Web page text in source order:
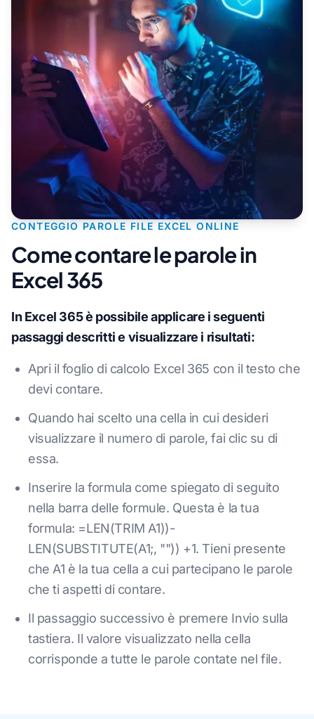
CONTEGGIO PAROLE FILE EXCEL ONLINE
Come contare le parole in
Excel 365
In Excel 365 è possibile applicare i seguenti
passaggi descritti e visualizzare i risultati:
Apri il foglio di calcolo Excel 365 con il testo che
devi contare.
Quando hai scelto una cella in cui desideri
visualizzare il numero di parole, fai clic su di
essa.
Inserire la formula come spiegato di seguito
nella barra delle formule. Questa è la tua
formula: =LEN(TRIM A1))-
LEN(SUBSTITUTE(A1;, "")) +1. Tieni presente
che A1 è la tua cella a cui partecipano le parole
che ti aspetti di contare.
Il passaggio successivo è premere Invio sulla
tastiera. Il valore visualizzato nella cella
corrisponde a tutte le parole contate nel file.